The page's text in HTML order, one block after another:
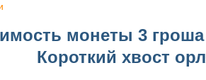
монеты 3
Короткий хвост